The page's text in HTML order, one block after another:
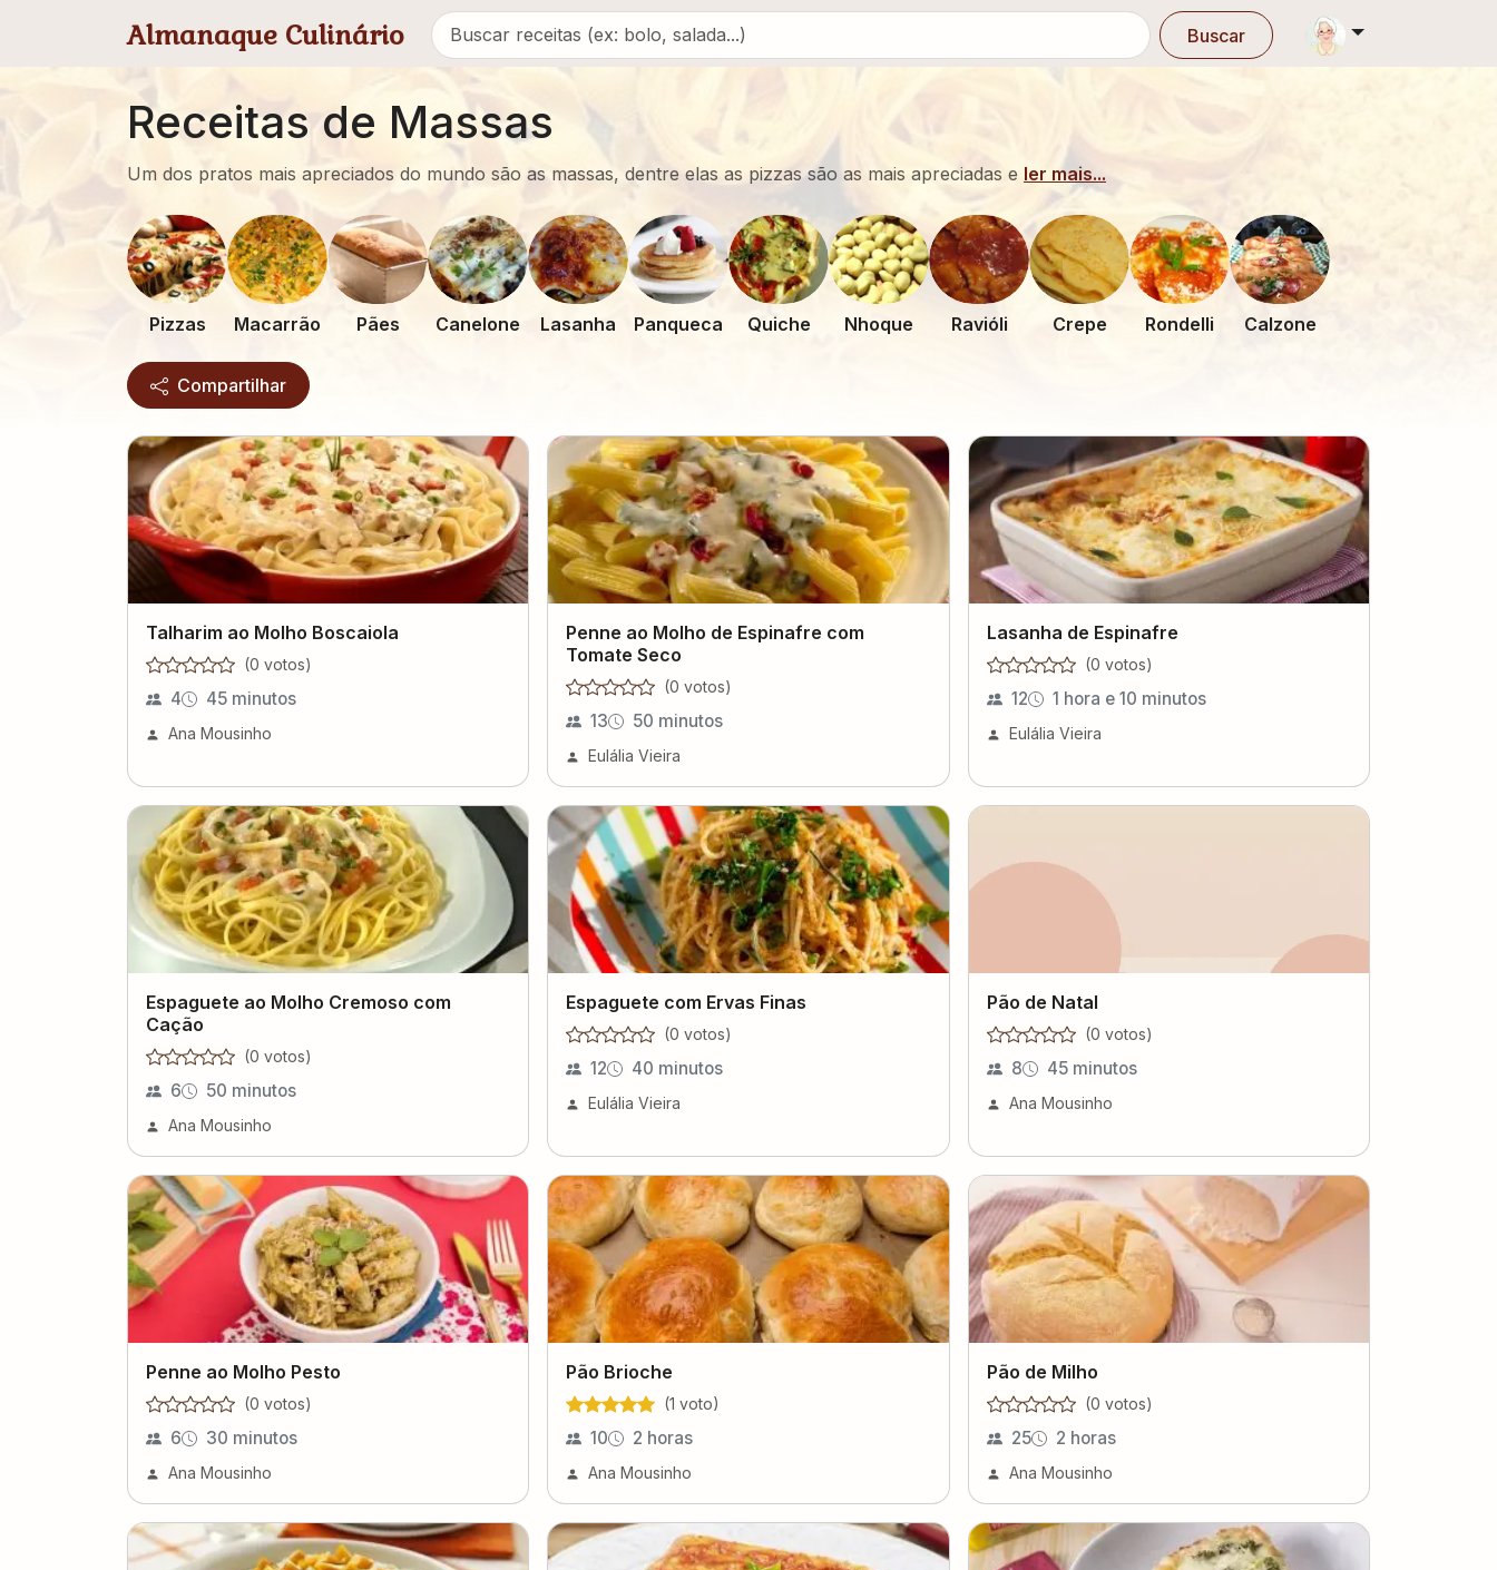
Almanaque Culinário Buscar
Receitas de Massas
Um dos pratos mais apreciados do mundo são as massas, dentre elas as pizzas são as mais apreciadas e ler mais...
Pizzas Macarrão Pães Canelone Lasanha Panqueca Quiche Nhoque Ravióli Crepe Rondelli Calzone
Compartilhar
Talharim ao Molho Boscaiola
(0 votos)
4 45 minutos
Ana Mousinho
Penne ao Molho de Espinafre com
Tomate Seco
(0 votos)
13 50 minutos
Eulália Vieira
Lasanha de Espinafre
(0 votos)
12 1 hora e 10 minutos
Eulália Vieira
Espaguete ao Molho Cremoso com
Cação
(0 votos)
6 50 minutos
Ana Mousinho
Espaguete com Ervas Finas
(0 votos)
12 40 minutos
Eulália Vieira
Pão de Natal
(0 votos)
8 45 minutos
Ana Mousinho
Penne ao Molho Pesto
(0 votos)
6 30 minutos
Ana Mousinho
Pão Brioche
(1 voto)
10 2 horas
Ana Mousinho
Pão de Milho
(0 votos)
25 2 horas
Ana Mousinho